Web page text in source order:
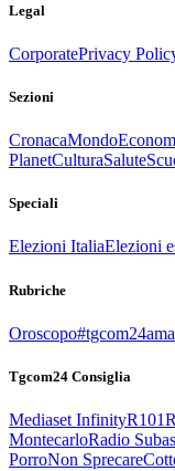
Legal
CorporatePrivacy
Sezioni
CronacaMondo
PlanetCulturaSalute
Speciali
Elezioni ItaliaElezioni
Rubriche
Oroscopo
Tgcom24 Consiglia
Mediaset InfinityR101
MontecarloRadio
PorroNon Sprecare